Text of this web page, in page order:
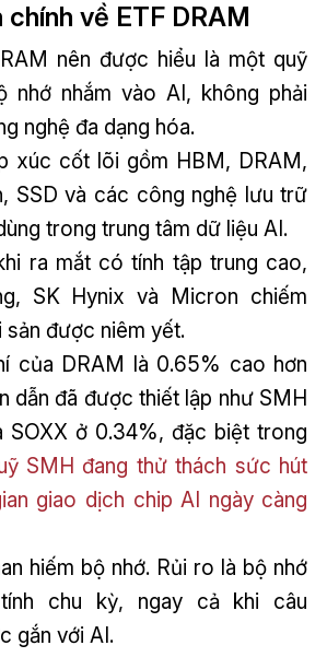
về ETF DRAM
nên được hiểu là một quỹ
nhớ nhắm vào AI, không phải
nghệ đa dạng hóa.
xúc cốt lõi gồm HBM, DRAM,
SSD và các công nghệ lưu trữ
trong trung tâm dữ liệu AI.
ra mắt có tính tập trung cao,
SK Hynix và Micron chiếm
sản được niêm yết.
của DRAM là 0.65% cao hơn
dẫn đã được thiết lập như SMH
SOXX ở 0.34%, đặc biệt trong
SMH đang thử thách sức hút
giao dịch chip AI ngày càng
hiếm bộ nhớ. Rủi ro là bộ nhớ
chu kỳ, ngay cả khi câu
gắn với AI.